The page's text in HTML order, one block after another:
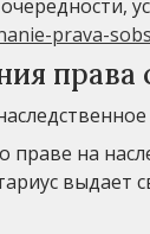
prava-
права
праве на